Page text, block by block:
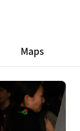
Maps